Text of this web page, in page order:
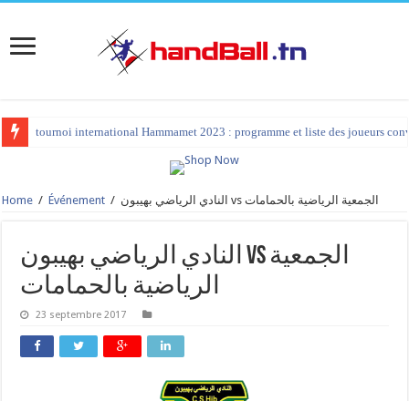
tournoi international Hammamet 2023 : programme et liste des joueurs
Home / Événement / النادي الرياضي بهيبون vs الجمعية الرياضية بالحمامات
النادي الرياضي بهيبون vs الجمعية
الرياضية بالحمامات
23 septembre 2017